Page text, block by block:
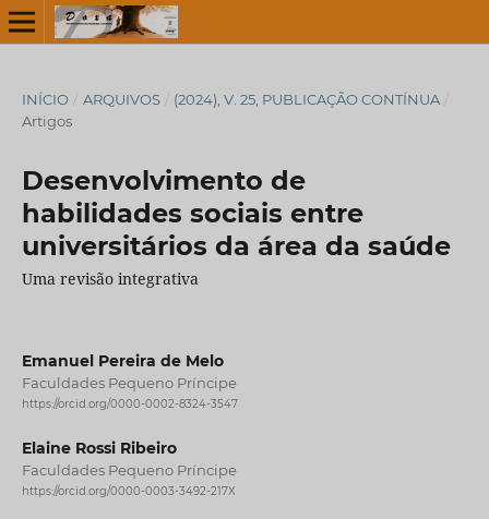
INÍCIO / ARQUIVOS / (2024), V. 25, PUBLICAÇÃO CONTÍNUA /
Artigos
Desenvolvimento de
habilidades sociais entre
universitários da área da saúde
Uma revisão integrativa
Emanuel Pereira de Melo
Faculdades Pequeno Príncipe
https://orcid.org/0000-0002-8324-3547
Elaine Rossi Ribeiro
Faculdades Pequeno Príncipe
https://orcid.org/0000-0003-3492-217X